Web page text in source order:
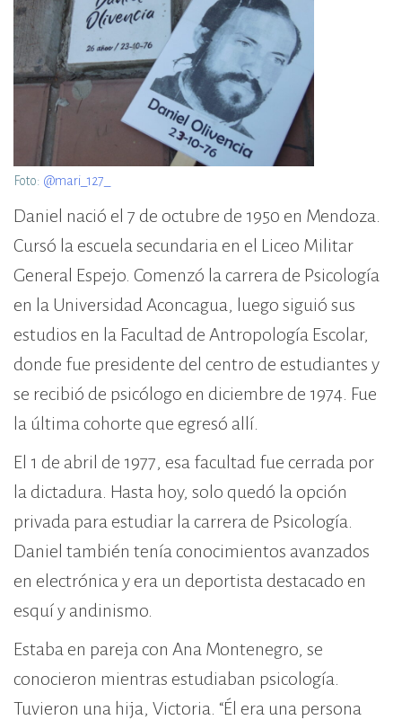
Foto: @mari_127_
Daniel nació el 7 de octubre de 1950 en Mendoza.
Cursó la escuela secundaria en el Liceo Militar
General Espejo. Comenzó la carrera de Psicología
en la Universidad Aconcagua, luego siguió sus
estudios en la Facultad de Antropología Escolar,
donde fue presidente del centro de estudiantes y
se recibió de psicólogo en diciembre de 1974. Fue
la última cohorte que egresó allí.
El 1 de abril de 1977, esa facultad fue cerrada por
la dictadura. Hasta hoy, solo quedó la opción
privada para estudiar la carrera de Psicología.
Daniel también tenía conocimientos avanzados
en electrónica y era un deportista destacado en
esquí y andinismo.
Estaba en pareja con Ana Montenegro, se
conocieron mientras estudiaban psicología.
Tuvieron una hija, Victoria. “Él era una persona